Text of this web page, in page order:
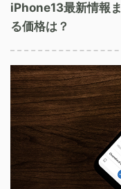
iPhone13最新情報
る価格は？